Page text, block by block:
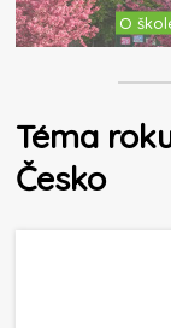
O
Téma
Česko